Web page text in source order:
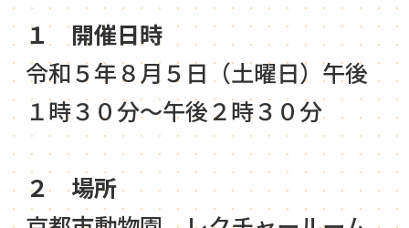
１ 開催日時
令和５年８月５日（土曜日）午後
１時３０分～午後２時３０分
２ 場所